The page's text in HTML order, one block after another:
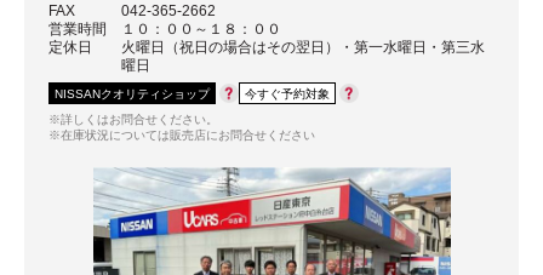
FAX
042-365-2662
営業時間
１０：００～１８：００
定休日
火曜日（祝日の場合はその翌日）・第一水曜日・第三水
曜日
NISSANクオリティショップ
今すぐ予約対象
※詳しくはお問合せください。
※在庫状況については販売店にお問合せください